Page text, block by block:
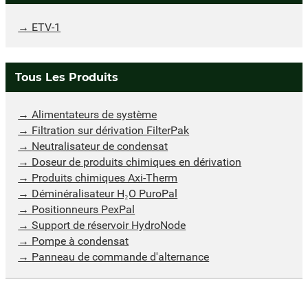
ETV-1
Tous Les Produits
Alimentateurs de système
Filtration sur dérivation FilterPak
Neutralisateur de condensat
Doseur de produits chimiques en dérivation
Produits chimiques Axi-Therm
Déminéralisateur H₂O PuroPal
Positionneurs PexPal
Support de réservoir HydroNode
Pompe à condensat
Panneau de commande d'alternance